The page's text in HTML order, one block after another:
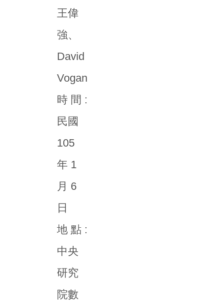
王偉
強、
David
Vogan
時 間 :
民國
105
年 1
月 6
日
地 點 :
中央
研究
院數